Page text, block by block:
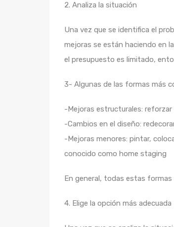
2. Analiza la situación
Una vez que se identifica el
mejoras se están haciendo en
el presupuesto es limitado,
3- Algunas de las formas más
-Mejoras estructurales:
-Cambios en el diseño:
-Mejoras menores: pintar,
conocido como home staging
En general, todas estas
4. Elige la opción más adecuada